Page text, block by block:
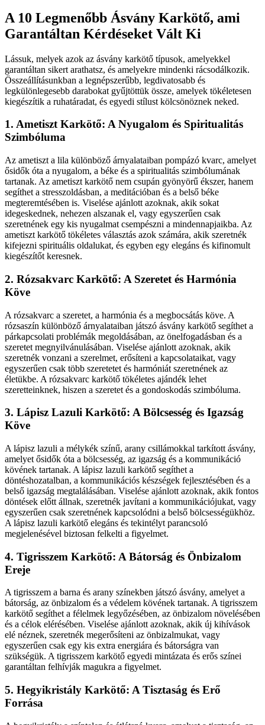
A 10 Legmenőbb Ásvány Karkötő, ami
Garantáltan Kérdéseket Vált Ki
Lássuk, melyek azok az ásvány karkötő típusok, amelyekkel
garantáltan sikert arathatsz, és amelyekre mindenki rácsodálkozik.
Összeállításunkban a legnépszerűbb, legdivatosabb és
legkülönlegesebb darabokat gyűjtöttük össze, amelyek tökéletesen
kiegészítik a ruhatáradat, és egyedi stílust kölcsönöznek neked.
1. Ametiszt Karkötő: A Nyugalom és Spiritualitás
Szimbóluma
Az ametiszt a lila különböző árnyalataiban pompázó kvarc, amelyet
ősidők óta a nyugalom, a béke és a spiritualitás szimbólumának
tartanak. Az ametiszt karkötő nem csupán gyönyörű ékszer, hanem
segíthet a stresszoldásban, a meditációban és a belső béke
megteremtésében is. Viselése ajánlott azoknak, akik sokat
idegeskednek, nehezen alszanak el, vagy egyszerűen csak
szeretnének egy kis nyugalmat csempészni a mindennapjaikba. Az
ametiszt karkötő tökéletes választás azok számára, akik szeretnék
kifejezni spirituális oldalukat, és egyben egy elegáns és kifinomult
kiegészítőt keresnek.
2. Rózsakvarc Karkötő: A Szeretet és Harmónia
Köve
A rózsakvarc a szeretet, a harmónia és a megbocsátás köve. A
rózsaszín különböző árnyalataiban játszó ásvány karkötő segíthet a
párkapcsolati problémák megoldásában, az önelfogadásban és a
szeretet megnyilvánulásában. Viselése ajánlott azoknak, akik
szeretnék vonzani a szerelmet, erősíteni a kapcsolataikat, vagy
egyszerűen csak több szeretetet és harmóniát szeretnének az
életükbe. A rózsakvarc karkötő tökéletes ajándék lehet
szeretteinknek, hiszen a szeretet és a gondoskodás szimbóluma.
3. Lápisz Lazuli Karkötő: A Bölcsesség és Igazság
Köve
A lápisz lazuli a mélykék színű, arany csillámokkal tarkított ásvány,
amelyet ősidők óta a bölcsesség, az igazság és a kommunikáció
kövének tartanak. A lápisz lazuli karkötő segíthet a
döntéshozatalban, a kommunikációs készségek fejlesztésében és a
belső igazság megtalálásában. Viselése ajánlott azoknak, akik fontos
döntések előtt állnak, szeretnék javítani a kommunikációjukat, vagy
egyszerűen csak szeretnének kapcsolódni a belső bölcsességükhöz.
A lápisz lazuli karkötő elegáns és tekintélyt parancsoló
megjelenésével biztosan felkelti a figyelmet.
4. Tigrisszem Karkötő: A Bátorság és Önbizalom
Ereje
A tigrisszem a barna és arany színekben játszó ásvány, amelyet a
bátorság, az önbizalom és a védelem kövének tartanak. A tigrisszem
karkötő segíthet a félelmek legyőzésében, az önbizalom növelésében
és a célok elérésében. Viselése ajánlott azoknak, akik új kihívások
elé néznek, szeretnék megerősíteni az önbizalmukat, vagy
egyszerűen csak egy kis extra energiára és bátorságra van
szükségük. A tigrisszem karkötő egyedi mintázata és erős színei
garantáltan felhívják magukra a figyelmet.
5. Hegyikristály Karkötő: A Tisztaság és Erő
Forrása